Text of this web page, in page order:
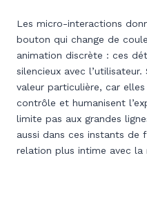
Les micro-interactions
bouton qui change de
animation discrète : ces
silencieux avec
valeur particulière, car
contrôle et humanisent
limite pas aux grandes
aussi dans ces instants de
relation plus intime avec la